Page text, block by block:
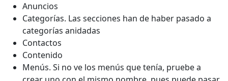
Anuncios
Categorías. Las secciones han de haber pasado a
categorías anidadas
Contactos
Contenido
Menús. Si no ve los menús que tenía, pruebe a